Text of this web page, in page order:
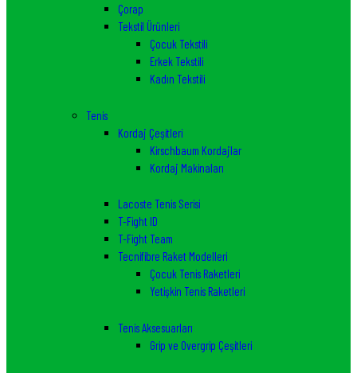
Çorap
Tekstil Ürünleri
Çocuk Tekstili
Erkek Tekstili
Kadın Tekstili
Tenis
Kordaj Çeşitleri
Kirschbaum Kordajlar
Kordaj Makinaları
Lacoste Tenis Serisi
T-Fight ID
T-Fight Team
Tecnifibre Raket Modelleri
Çocuk Tenis Raketleri
Yetişkin Tenis Raketleri
Tenis Aksesuarları
Grip ve Overgrip Çeşitleri